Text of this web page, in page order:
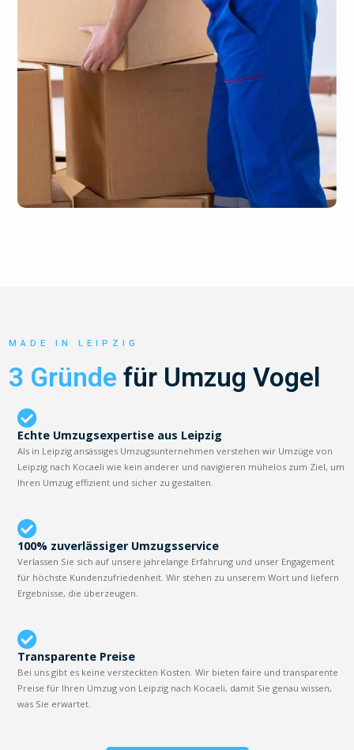
MADE IN LEIPZIG
3 Gründe für Umzug Vogel
Echte Umzugsexpertise aus Leipzig
Als in Leipzig ansässiges Umzugsunternehmen verstehen wir Umzüge von
Leipzig nach Kocaeli wie kein anderer und navigieren mühelos zum Ziel, um
Ihren Umzug effizient und sicher zu gestalten.
100% zuverlässiger Umzugsservice
Verlassen Sie sich auf unsere jahrelange Erfahrung und unser Engagement
für höchste Kundenzufriedenheit. Wir stehen zu unserem Wort und liefern
Ergebnisse, die überzeugen.
Transparente Preise
Bei uns gibt es keine versteckten Kosten. Wir bieten faire und transparente
Preise für Ihren Umzug von Leipzig nach Kocaeli, damit Sie genau wissen,
was Sie erwartet.